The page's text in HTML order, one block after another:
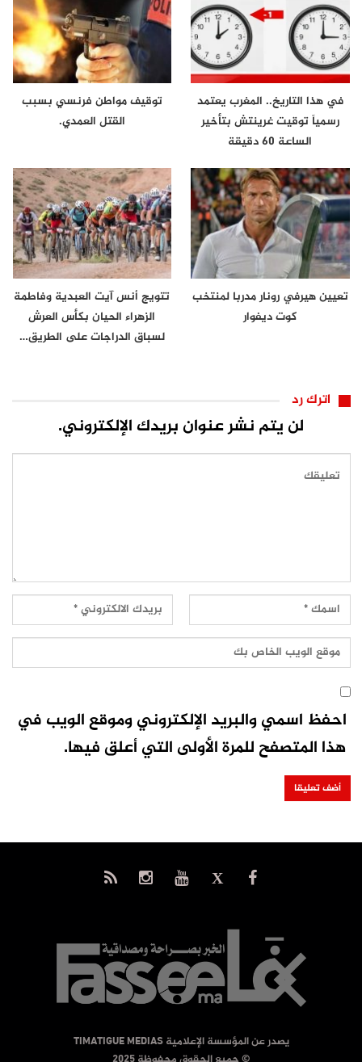
في هذا التاريخ.. المغرب يعتمد
رسمياً توقيت غرينتش بتأخير
الساعة 60 دقيقة
توقيف مواطن فرنسي بسبب
القتل العمدي.
تعيين هيرفي رونار مدربا لمنتخب
كوت ديفوار
تتويج أنس آيت العبدية وفاطمة
الزهراء الحيان بكأس العرش
لسباق الدراجات على الطريق…
اترك رد
لن يتم نشر عنوان بريدك الإلكتروني.
احفظ اسمي والبريد الإلكتروني وموقع الويب في
هذا المتصفح للمرة الأولى التي أعلق فيها.
يصدر عن المؤسسة الإعلامية TIMATIGUE MEDIAS